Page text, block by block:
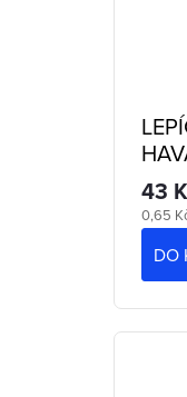
43
Měrná
0,65
DO